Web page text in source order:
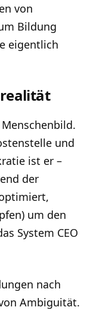
von
Bildung
eigentlich
und
ist er –
der
um den
System CEO
nach
Ambiguität.